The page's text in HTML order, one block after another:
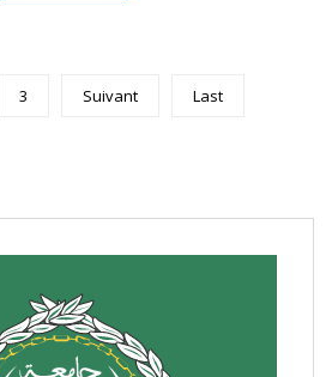
3 Suivant Last